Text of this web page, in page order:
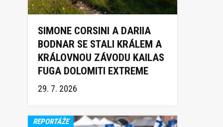
SIMONE CORSINI A DARIIA
BODNAR SE STALI KRÁLEM A
KRÁLOVNOU ZÁVODU KAILAS
FUGA DOLOMITI EXTREME
TRAIL 2026
29. 7. 2026
REPORTÁŽE